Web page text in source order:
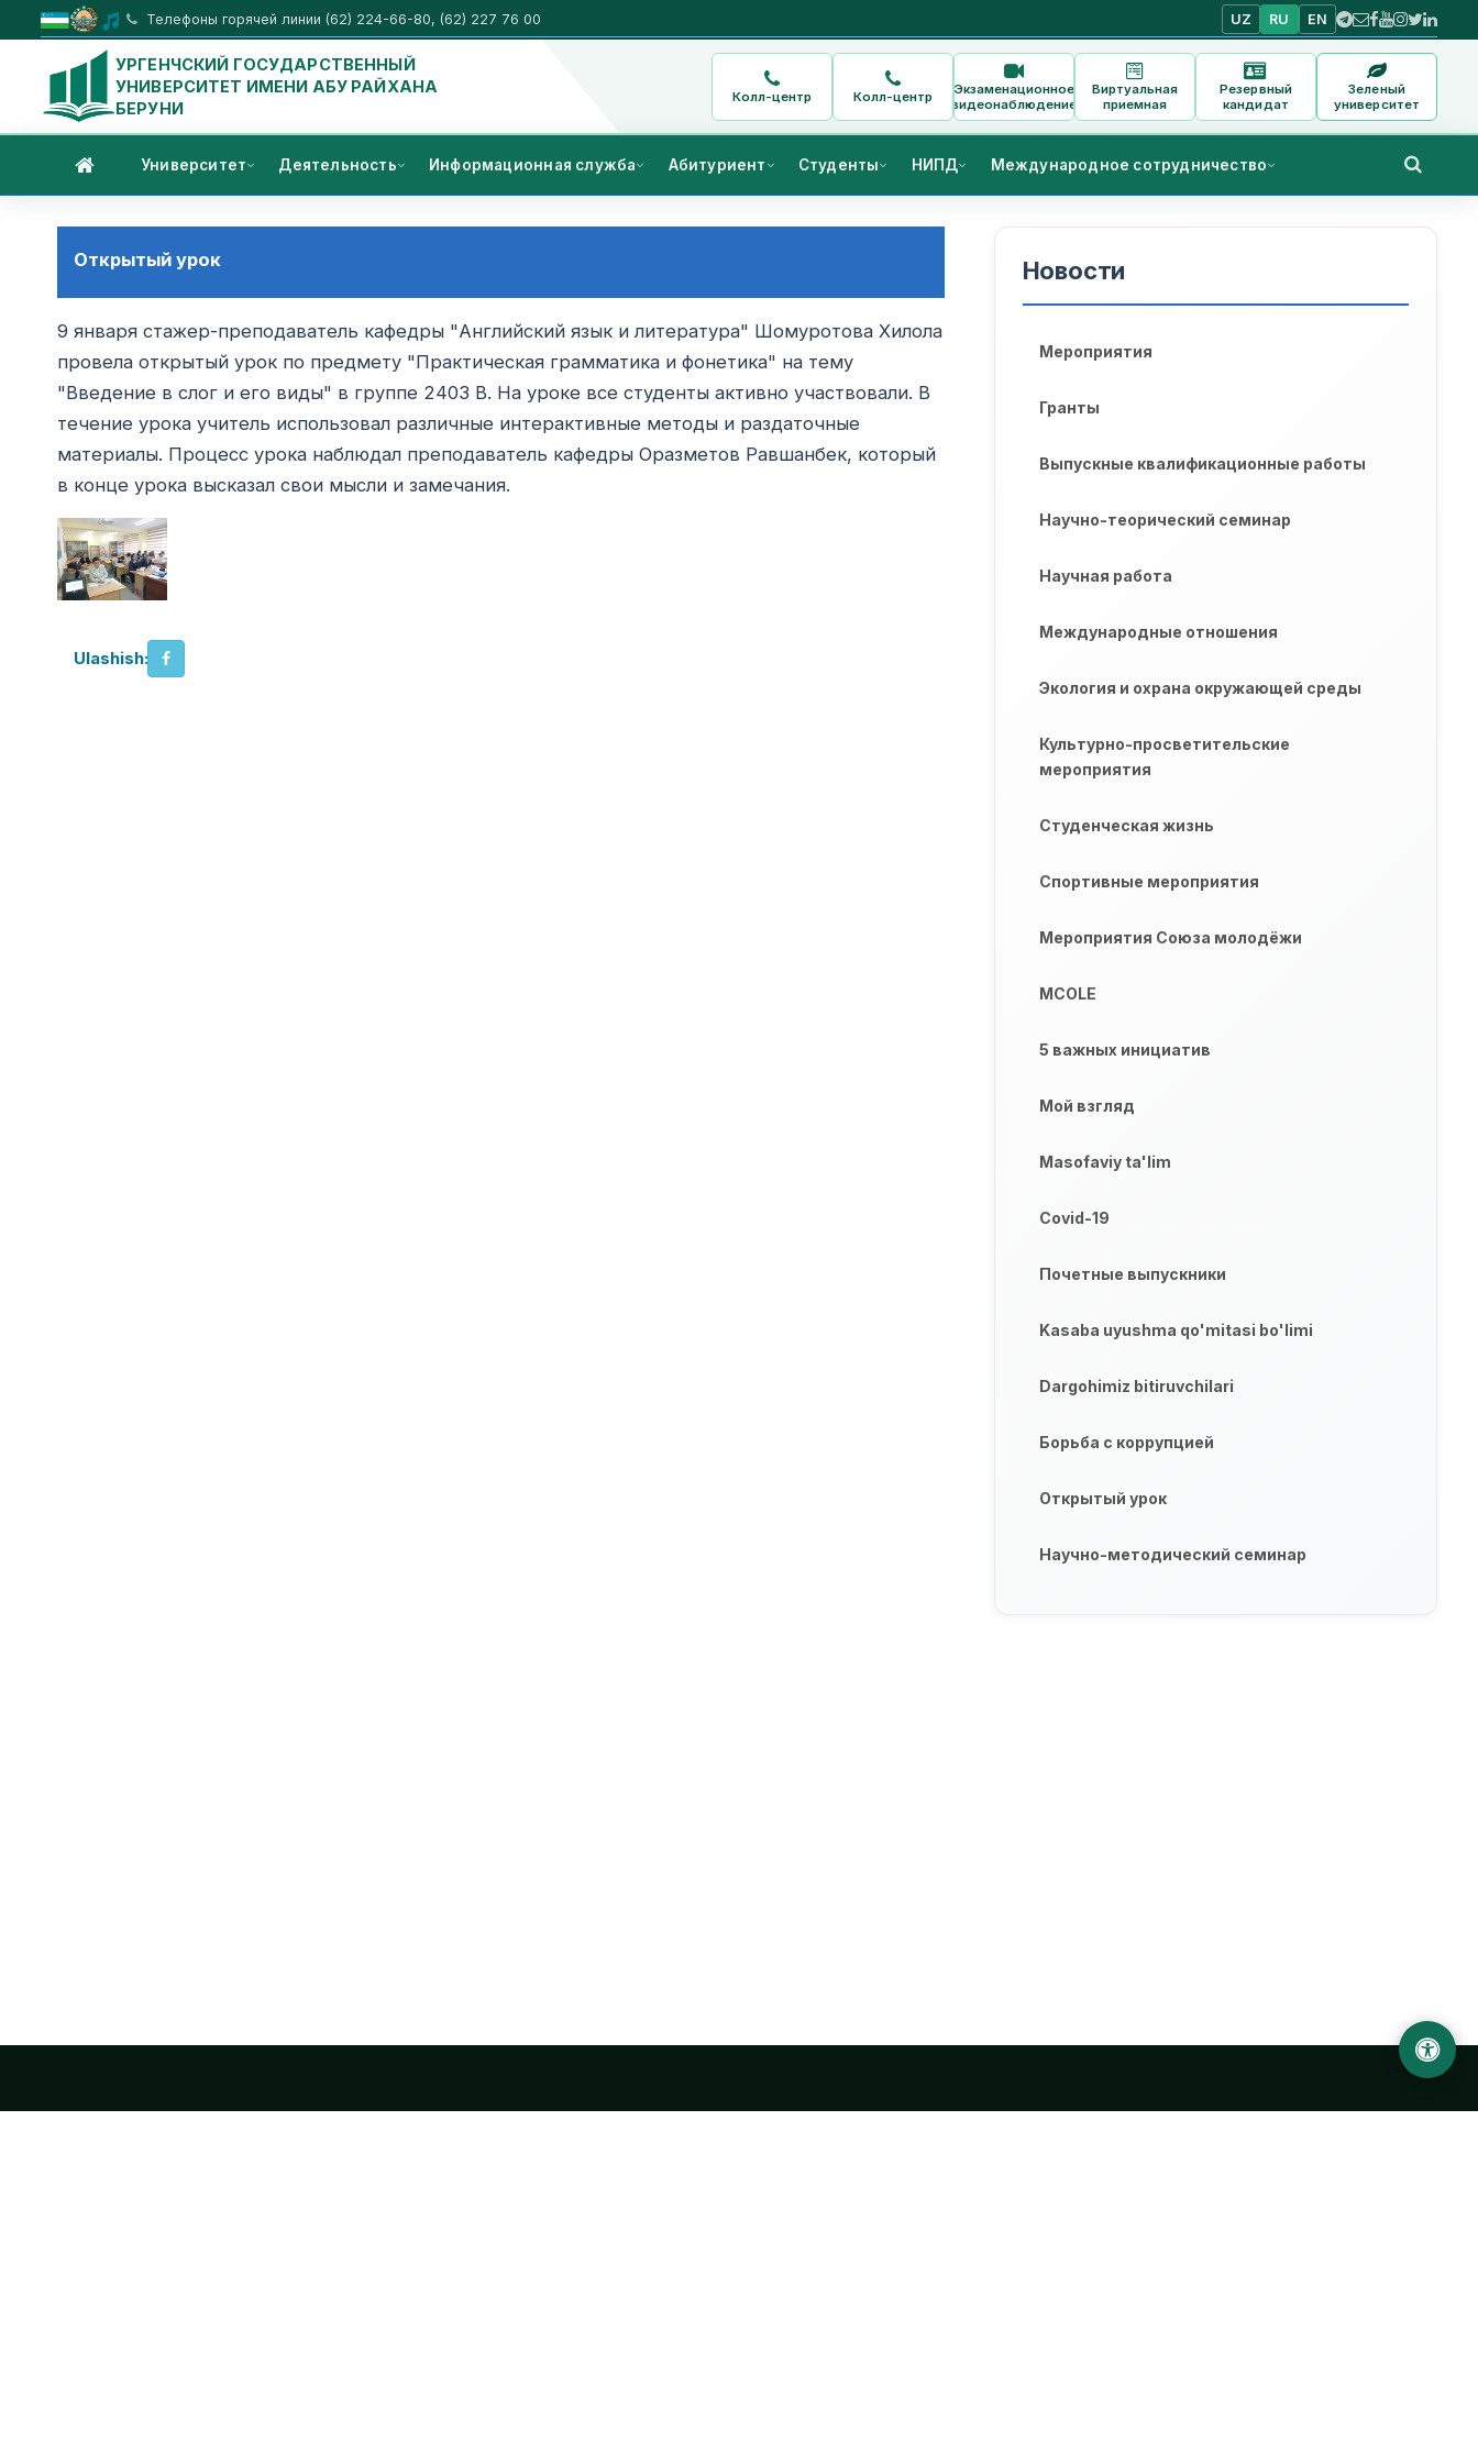
Телефоны горячей линии (62) 224-66-80, (62) 227 76 00 UZ RU EN
УРГЕНЧСКИЙ ГОСУДАРСТВЕННЫЙ
УНИВЕРСИТЕТ ИМЕНИ АБУ РАЙХАНА
БЕРУНИ
Колл-центр Колл-центр
Экзаменационное
видеонаблюдение
Виртуальная
приемная
Резервный
кандидат
Зеленый
университет
Университет Деятельность Информационная служба Абитуриент Студенты НИПД Международное сотрудничество
Открытый урок
9 января стажер-преподаватель кафедры "Английский язык и литература" Шомуротова Хилола
провела открытый урок по предмету "Практическая грамматика и фонетика" на тему
"Введение в слог и его виды" в группе 2403 B. На уроке все студенты активно участвовали. В
течение урока учитель использовал различные интерактивные методы и раздаточные
материалы. Процесс урока наблюдал преподаватель кафедры Оразметов Равшанбек, который
в конце урока высказал свои мысли и замечания.
Ulashish:
Новости
Мероприятия
Гранты
Выпускные квалификационные работы
Научно-теорический семинар
Научная работа
Международные отношения
Экология и охрана окружающей среды
Культурно-просветительские
мероприятия
Студенческая жизнь
Спортивные мероприятия
Мероприятия Союза молодёжи
MCOLE
5 важных инициатив
Мой взгляд
Masofaviy ta'lim
Covid-19
Почетные выпускники
Kasaba uyushma qo'mitasi bo'limi
Dargohimiz bitiruvchilari
Борьба с коррупцией
Открытый урок
Научно-методический семинар